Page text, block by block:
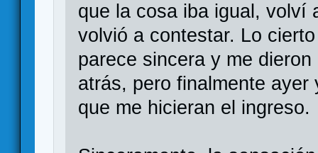
que la cosa iba igual, volví
volvió a contestar. Lo
parece sincera y me
atrás, pero finalmente
que me hicieran el ingreso.